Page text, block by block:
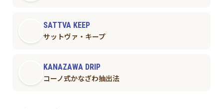
SATTVA KEEP
サットヴァ・キープ
KANAZAWA DRIP
コーノ式かなざわ抽出法